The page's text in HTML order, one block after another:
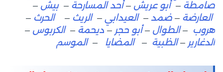
صامطة –أبو عريش –أحد المسارحة –بيش –
العارضة – ضمد –العيدابي –الريث – الحرث –
هروب –الطوال –أبو حجر –ديحمة –الكربوس –
الدغارير –الظبية – المضايا – الموسم